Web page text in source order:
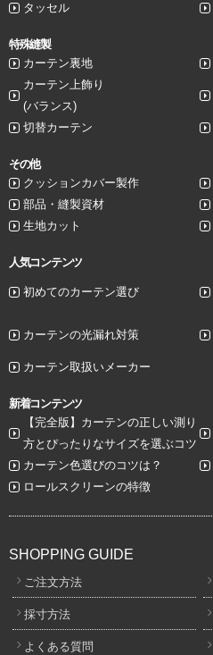
タッセル
特殊縫製
カーテン裏地
カーテン上飾り
(バランス)
切替カーテン
その他
クッションカバー製作
部品・縫製資材
生地カット
人気コンテンツ
初めてのカーテン選び
カーテンの光漏れ対策
カーテン取扱いメーカー
新着コンテンツ
【完全版】カーテンの正しい測り
方とぴったりなサイズを選ぶコツ
カーテン色選びのコツは？
ロールスクリーンの特徴
SHOPPING GUIDE
ご注文方法
採寸方法
よくある質問